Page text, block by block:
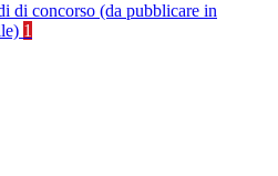
di concorso (da pubblicare in
1